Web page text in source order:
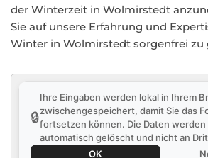
der Winterzeit in Wolmirstedt
Sie auf unsere Erfahrung und
Winter in Wolmirstedt sorgenfrei zu
🔒
Ihre Eingaben werden lokal in Ihrem
zwischengespeichert, damit Sie das
fortsetzen können. Die Daten werden
automatisch gelöscht und nicht an
OK